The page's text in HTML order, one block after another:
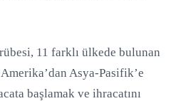
11 farklı ülkede bulunan
Asya-Pasifik’e
başlamak ve ihracatını